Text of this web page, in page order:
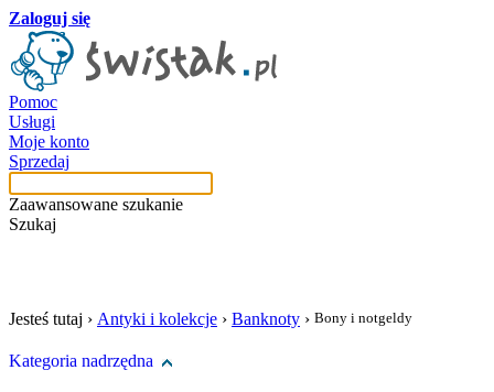
Zaloguj się
Pomoc
Usługi
Moje konto
Sprzedaj
Zaawansowane szukanie
Szukaj
Jesteś tutaj › Antyki i kolekcje › Banknoty › Bony i notgeldy
Kategoria nadrzędna